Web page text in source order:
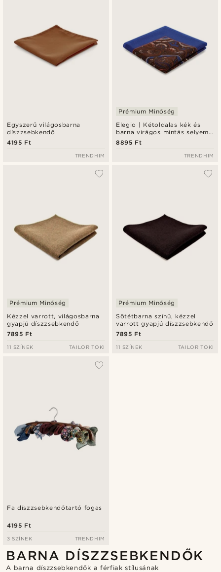
Egyszerű világosbarna
díszzsebkendő
4195 Ft
TRENDHIM
Elegio | Kétoldalas kék és
barna virágos mintás selyem
díszzsebkendő
Prémium Minőség
8895 Ft
TRENDHIM
Kézzel varrott, világosbarna
gyapjú díszzsebkendő
Prémium Minőség
7895 Ft
11 SZÍNEK TAILOR TOKI
Sötétbarna színű, kézzel
varrott gyapjú díszzsebkendő
Prémium Minőség
7895 Ft
11 SZÍNEK TAILOR TOKI
Fa díszzsebkendőtartó fogas
4195 Ft
3 SZÍNEK TRENDHIM
BARNA DÍSZZSEBKENDŐK
A barna díszzsebkendők a férfiak stílusának